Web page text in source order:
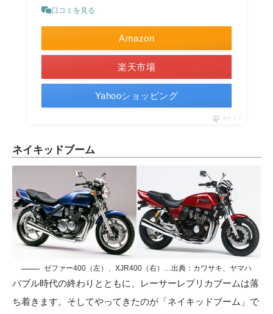
口コミを見る
Amazon
楽天市場
Yahooショッピング
ポチップ
ネイキッドブーム
ゼファー400（左）、XJR400（右）…出典：カワサキ、ヤマハ
バブル時代の終わりとともに、レーサーレプリカブームは落
ち着きます。そしてやってきたのが「ネイキッドブーム」で